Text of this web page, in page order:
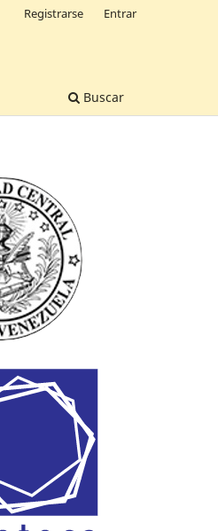
Buscar
Registrarse Entrar